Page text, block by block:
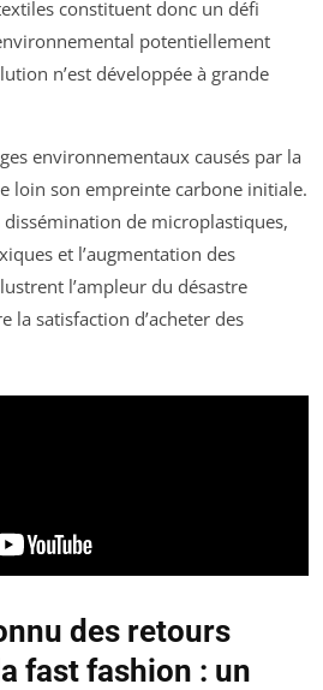
constituent donc un défi
potentiellement
n’est développée à grande
environnementaux causés par la
loin son empreinte carbone initiale.
de microplastiques,
et l’augmentation des
l’ampleur du désastre
la satisfaction d’acheter des
des retours
fast fashion : un